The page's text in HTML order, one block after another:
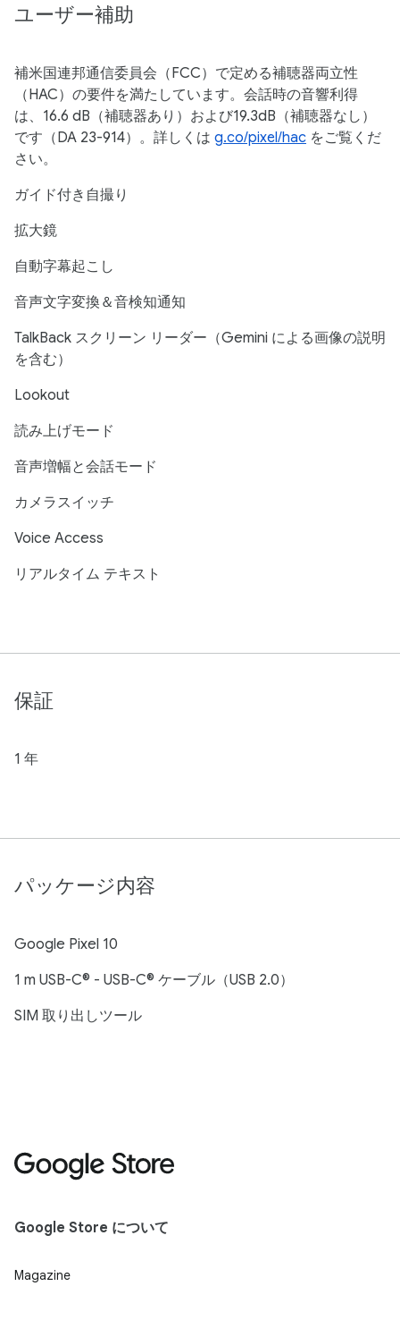
ユーザー補助
補米国連邦通信委員会（FCC）で定める補聴器両立性
（HAC）の要件を満たしています。会話時の音響利得
は、16.6 dB（補聴器あり）および19.3dB（補聴器なし）
です（DA 23-914）。詳しくは g.co/pixel/hac をご覧くだ
さい。
ガイド付き自撮り
拡大鏡
自動字幕起こし
音声文字変換＆音検知通知
TalkBack スクリーン リーダー（Gemini による画像の説明
を含む）
Lookout
読み上げモード
音声増幅と会話モード
カメラスイッチ
Voice Access
リアルタイム テキスト
保証
1 年
パッケージ内容
Google Pixel 10
1 m USB-C® - USB-C® ケーブル（USB 2.0）
SIM 取り出しツール
Google Store について
Magazine